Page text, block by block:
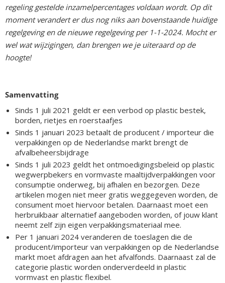
regeling gestelde inzamelpercentages voldaan wordt. Op dit
moment verandert er dus nog niks aan bovenstaande huidige
regelgeving en de nieuwe regelgeving per 1-1-2024. Mocht er
wel wat wijzigingen, dan brengen we je uiteraard op de
hoogte!
Samenvatting
Sinds 1 juli 2021 geldt er een verbod op plastic bestek,
borden, rietjes en roerstaafjes
Sinds 1 januari 2023 betaalt de producent / importeur die
verpakkingen op de Nederlandse markt brengt de
afvalbeheersbijdrage
Sinds 1 juli 2023 geldt het ontmoedigingsbeleid op plastic
wegwerpbekers en vormvaste maaltijdverpakkingen voor
consumptie onderweg, bij afhalen en bezorgen. Deze
artikelen mogen niet meer gratis weggegeven worden, de
consument moet hiervoor betalen. Daarnaast moet een
herbruikbaar alternatief aangeboden worden, of jouw klant
neemt zelf zijn eigen verpakkingsmateriaal mee.
Per 1 januari 2024 veranderen de toeslagen die de
producent/importeur van verpakkingen op de Nederlandse
markt moet afdragen aan het afvalfonds. Daarnaast zal de
categorie plastic worden onderverdeeld in plastic
vormvast en plastic flexibel.